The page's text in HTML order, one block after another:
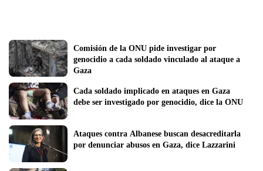
Comisión de la ONU pide investigar por
genocidio a cada soldado vinculado al ataque a
Gaza
Cada soldado implicado en ataques en Gaza
debe ser investigado por genocidio, dice la ONU
Ataques contra Albanese buscan desacreditarla
por denunciar abusos en Gaza, dice Lazzarini